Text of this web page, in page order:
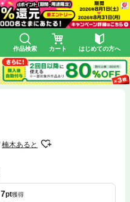
作品検索 カート はじめての方へ
楠木あると
7pt獲得